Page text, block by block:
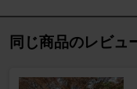
同じ商品のレビュ